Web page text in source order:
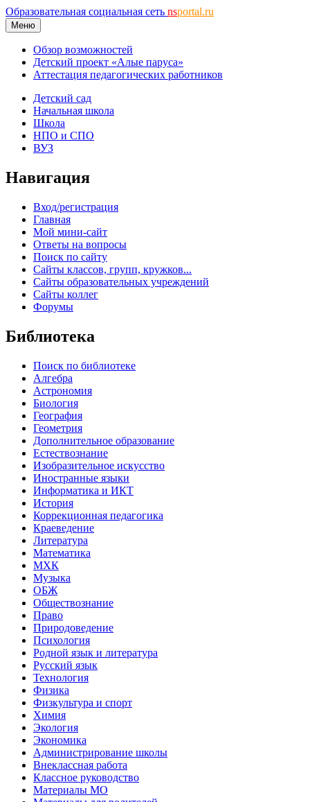
Образовательная социальная сеть nsportal.ru
Меню
Обзор возможностей
Детский проект «Алые паруса»
Аттестация педагогических работников
Детский сад
Начальная школа
Школа
НПО и СПО
ВУЗ
Навигация
Вход/регистрация
Главная
Мой мини-сайт
Ответы на вопросы
Поиск по сайту
Сайты классов, групп, кружков...
Сайты образовательных учреждений
Сайты коллег
Форумы
Библиотека
Поиск по библиотеке
Алгебра
Астрономия
Биология
География
Геометрия
Дополнительное образование
Естествознание
Изобразительное искусство
Иностранные языки
Информатика и ИКТ
История
Коррекционная педагогика
Краеведение
Литература
Математика
МХК
Музыка
ОБЖ
Обществознание
Право
Природоведение
Психология
Родной язык и литература
Русский язык
Технология
Физика
Физкультура и спорт
Химия
Экология
Экономика
Администрирование школы
Внеклассная работа
Классное руководство
Материалы МО